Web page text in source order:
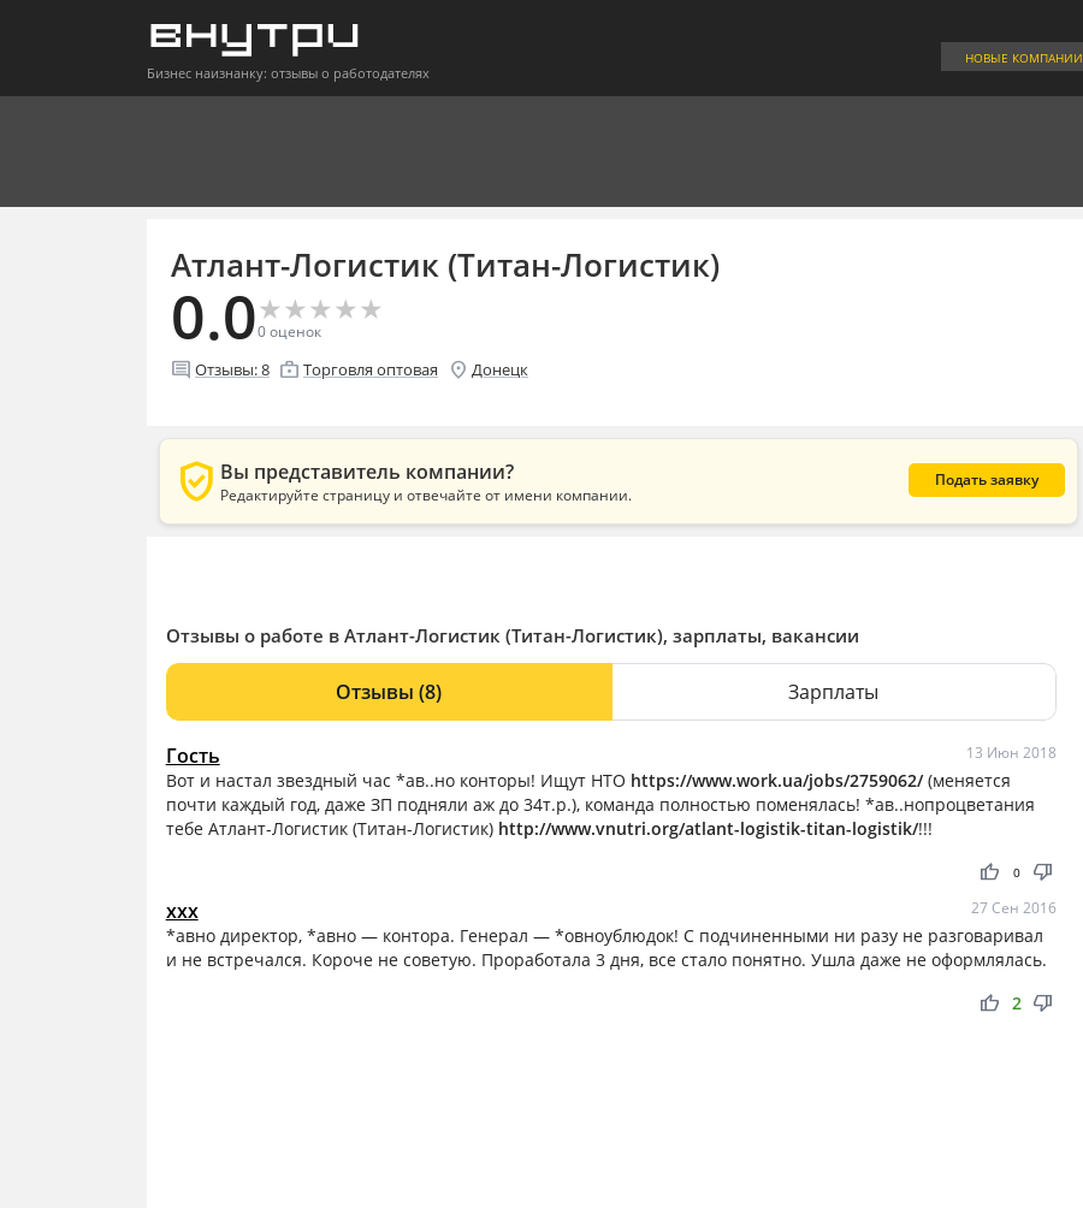
Бизнес наизнанку: отзывы о работодателях
НОВЫЕ КОМПАНИИ
Атлант-Логистик (Титан-Логистик)
0.0★
★★
★★
★★
★★
★
0оценок
comment Отзывы:8 enterprise Торговля оптовая location_on Донецк
verified_user Вы представитель компании?
Редактируйте страницу и отвечайте от имени компании.
Подать заявку
Отзывы о работе в Атлант-Логистик (Титан-Логистик), зарплаты, вакансии
Отзывы(8) Зарплаты
Гость 13 Июн 2018
Вот и настал звездный час *ав..но конторы! Ищут НТО https://www.work.ua/jobs/2759062/(меняется
почти каждый год, даже ЗП подняли аж до 34т.р.), команда полностью поменялась! *ав..нопроцветания
тебе Атлант-Логистик (Титан-Логистик) http://www.vnutri.org/atlant-logistik-titan-logistik/!!!
thumb_up thumb_down
0
ххх 27 Сен 2016
*авно директор, *авно — контора. Генерал — *овноублюдок! С подчиненными ни разу не разговаривал
и не встречался. Короче не советую. Проработала 3 дня, все стало понятно. Ушла даже не оформлялась.
thumb_up thumb_down
2